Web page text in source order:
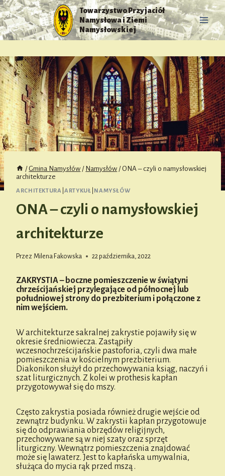
Przejdź
do
treści
Towarzystwo Przyjaciół
Namysłowa i Ziemi
Namysłowskiej
/ Gmina Namysłów / Namysłów / ONA – czyli o namysłowskiej
architekturze
ARCHITEKTURA |ARTYKUŁ NAMYSŁÓW
ONA – czyli o namysłowskiej
architekturze
Przez Milena Fakowska 22 października, 2022
ZAKRYSTIA – boczne pomieszczenie w świątyni
chrześcijańskiej przylegające od północnej lub
południowej strony do prezbiterium i połączone z
nim wejściem.
W architekturze sakralnej zakrystie pojawiły się w
okresie średniowiecza. Zastąpiły
wczesnochrześcijańskie pastoforia, czyli dwa małe
pomieszczenia w kościelnym prezbiterium.
Diakonikon służył do przechowywania ksiąg, naczyń i
szat liturgicznych. Z kolei w prothesis kapłan
przygotowywał się do mszy.
Często zakrystia posiada również drugie wejście od
zewnątrz budynku. W zakrystii kapłan przygotowuje
się do odprawiania obrzędów religijnych,
przechowywane są w niej szaty oraz sprzęt
liturgiczny. Wewnątrz pomieszczenia znajdować
może się lawaterz. Jest to kapłańska umywalnia,
służąca do mycia rąk przed mszą .